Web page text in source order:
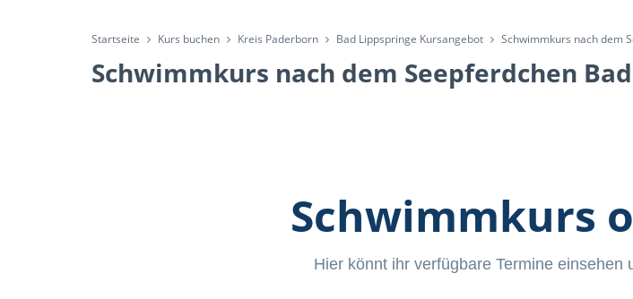
Startseite Kurs buchen Kreis Paderborn Bad Lippspringe Kursangebot Schwimmkurs nach dem
Schwimmkurs nach dem Seepferdchen
Schwimmkurs
Hier könnt ihr verfügbare Termine